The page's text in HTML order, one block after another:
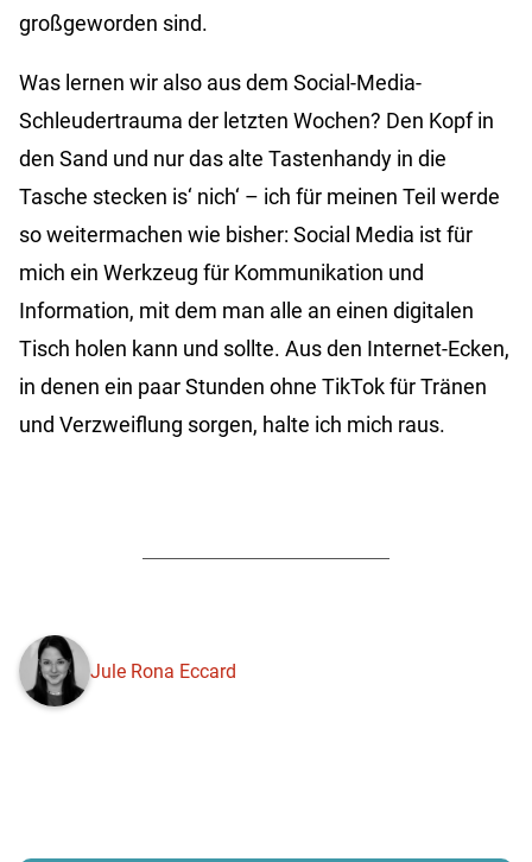
großgeworden sind.
Was lernen wir also aus dem Social-Media-
Schleudertrauma der letzten Wochen? Den Kopf in
den Sand und nur das alte Tastenhandy in die
Tasche stecken is‘ nich‘ – ich für meinen Teil werde
so weitermachen wie bisher: Social Media ist für
mich ein Werkzeug für Kommunikation und
Information, mit dem man alle an einen digitalen
Tisch holen kann und sollte. Aus den Internet-Ecken,
in denen ein paar Stunden ohne TikTok für Tränen
und Verzweiflung sorgen, halte ich mich raus.
Jule Rona Eccard